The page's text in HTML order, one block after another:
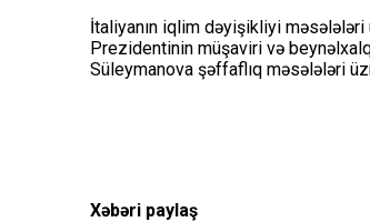
İtaliyanın iqlim dəyişikliyi
Prezidentinin müşaviri və
Süleymanova şəffaflıq məsələləri
Xəbəri paylaş